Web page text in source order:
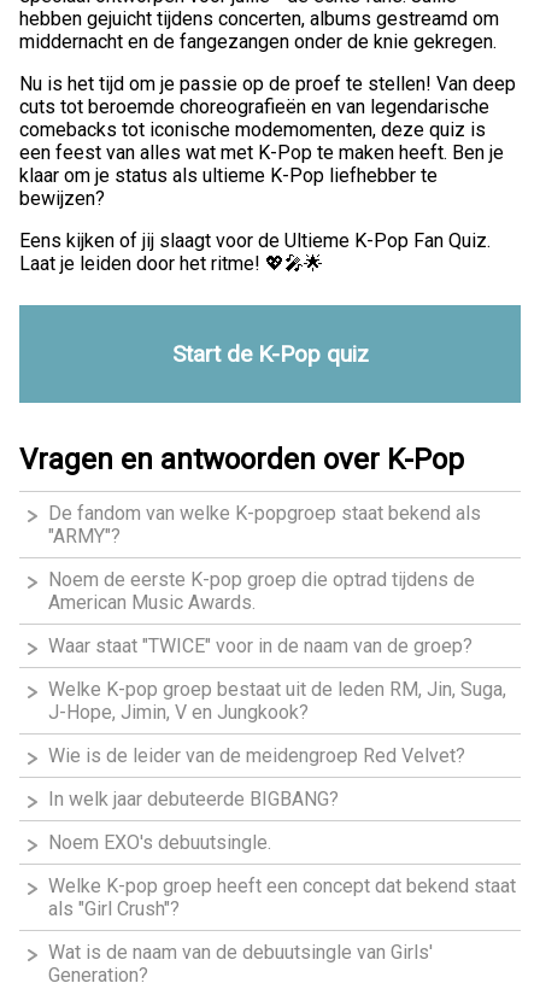
hebben gejuicht tijdens concerten, albums gestreamd om
middernacht en de fangezangen onder de knie gekregen.
Nu is het tijd om je passie op de proef te stellen! Van deep
cuts tot beroemde choreografieën en van legendarische
comebacks tot iconische modemomenten, deze quiz is
een feest van alles wat met K-Pop te maken heeft. Ben je
klaar om je status als ultieme K-Pop liefhebber te
bewijzen?
Eens kijken of jij slaagt voor de Ultieme K-Pop Fan Quiz.
Laat je leiden door het ritme! 💖🎤🌟
Start de K-Pop quiz
Vragen en antwoorden over K-Pop
De fandom van welke K-popgroep staat bekend als
"ARMY"?
Noem de eerste K-pop groep die optrad tijdens de
American Music Awards.
Waar staat "TWICE" voor in de naam van de groep?
Welke K-pop groep bestaat uit de leden RM, Jin, Suga,
J-Hope, Jimin, V en Jungkook?
Wie is de leider van de meidengroep Red Velvet?
In welk jaar debuteerde BIGBANG?
Noem EXO's debuutsingle.
Welke K-pop groep heeft een concept dat bekend staat
als "Girl Crush"?
Wat is de naam van de debuutsingle van Girls'
Generation?